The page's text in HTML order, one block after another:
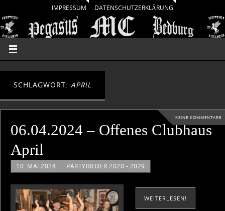
IMPRESSUM DATENSCHUTZERKLÄRUNG
SCHLAGWORT: APRIL
KEINE KOMMENTARE
06.04.2024 – Offenes Clubhaus
April
10. MAI 2024 PARTYBILDER 2020 - 2029
WEITERLESEN!